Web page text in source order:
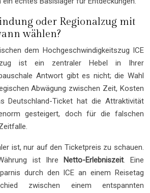
oder Regionalzug mit
wählen?
dem Hochgeschwindigkeitszug ICE
ist ein zentraler Hebel in Ihrer
Antwort gibt es nicht; die Wahl
Abwägung zwischen Zeit, Kosten
Deutschland-Ticket hat die Attraktivität
gesteigert, doch für die falschen
ist, nur auf den Ticketpreis zu schauen.
ist Ihre Netto-Erlebniszeit. Eine
durch den ICE an einem Reisetag
zwischen einem entspannten